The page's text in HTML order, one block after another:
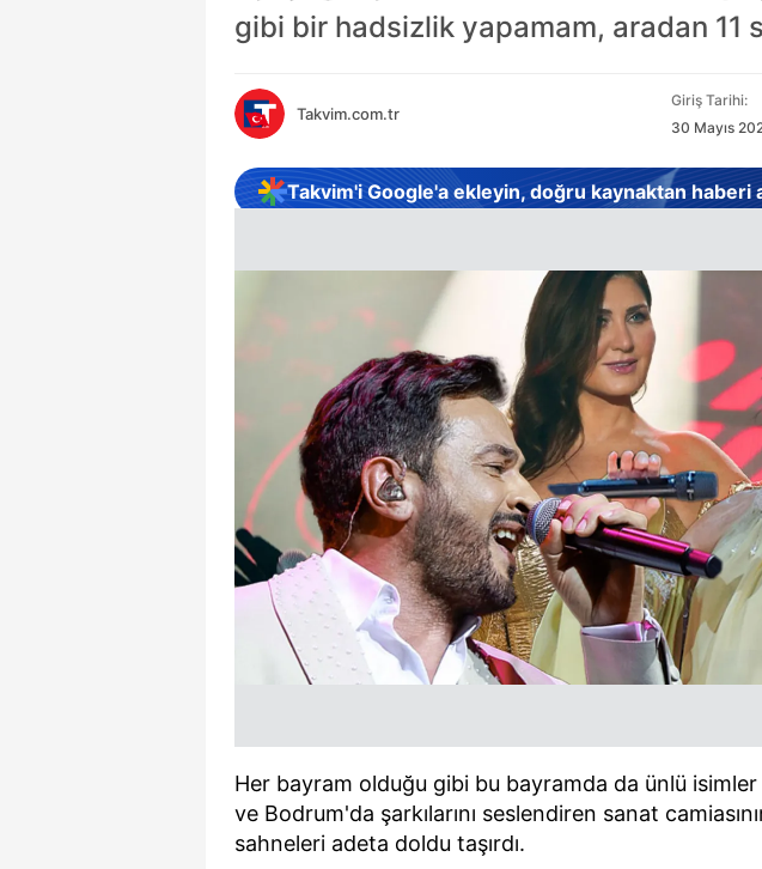
gibi bir hadsizlik yapamam, aradan 11
Takvim.com.tr
Giriş Tarihi:
30 Mayıs
Takvim'i Google'a ekleyin, doğru kaynaktan haberi
Her bayram olduğu gibi bu bayramda da ünlü isimler
ve Bodrum'da şarkılarını seslendiren sanat
sahneleri adeta doldu taşırdı.